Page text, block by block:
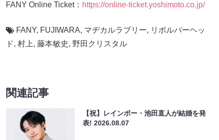
FANY Online Ticket： https://online-ticket.yoshimoto.co.jp/
FANY, FUJIWARA, マヂカルラブリー, リボルバーヘッ
ド, 村上, 藤本敏史, 野田クリスタル
関連記事
【祝】レインボー・池田直人が結婚を発
表!2026.08.07